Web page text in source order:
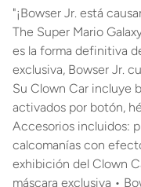
"¡Bowser Jr. está
The Super Mario
es la forma definitiva
exclusiva, Bowser Jr.
Su Clown Car incluye
activados por botón,
Accesorios incluidos:
calcomanías con
exhibición del Clown
máscara exclusiva •